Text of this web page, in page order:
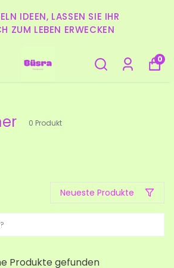
IDEEN, LASSEN SIE IHR
ZUM LEBEN ERWECKEN
0
0 Produkt
Neueste Produkte
Produkte gefunden